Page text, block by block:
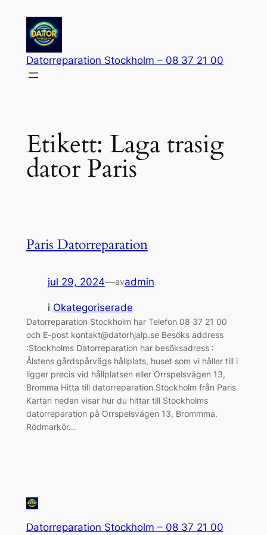
innehåll
Datorreparation Stockholm – 08 37 21 00
Etikett: Laga trasig
dator Paris
Paris Datorreparation
jul 29, 2024—avadmin
i Okategoriserade
Datorreparation Stockholm har Telefon 08 37 21 00
och E-post kontakt@datorhjalp.se Besöks address
:Stockholms Datorreparation har besöksadress :
Ålstens gårdspårvägs hållplats, huset som vi håller till i
ligger precis vid hållplatsen eller Orrspelsvägen 13,
Bromma Hitta till datorreparation Stockholm från Paris
Kartan nedan visar hur du hittar till Stockholms
datorreparation på Orrspelsvägen 13, Brommma.
Rödmarkör…
Datorreparation Stockholm – 08 37 21 00